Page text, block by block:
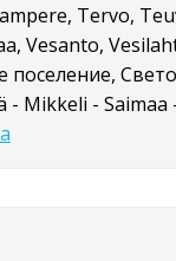
Tervo,
Vesanto,
- Mikkeli -